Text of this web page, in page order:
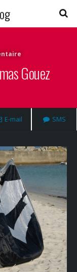
Gouez
E-mail SMS